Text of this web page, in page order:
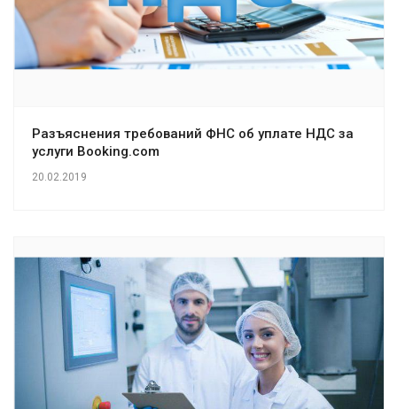
Разъяснения требований ФНС об уплате НДС за
услуги Booking.com
20.02.2019